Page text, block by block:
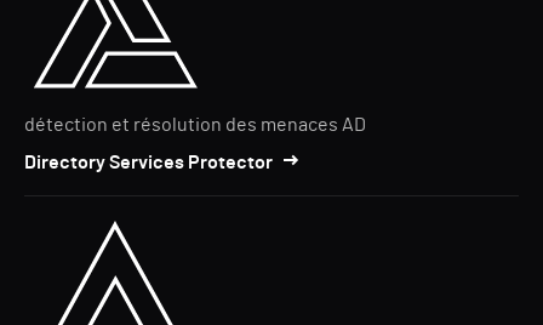
détection et résolution des menaces AD
Directory Services Protector